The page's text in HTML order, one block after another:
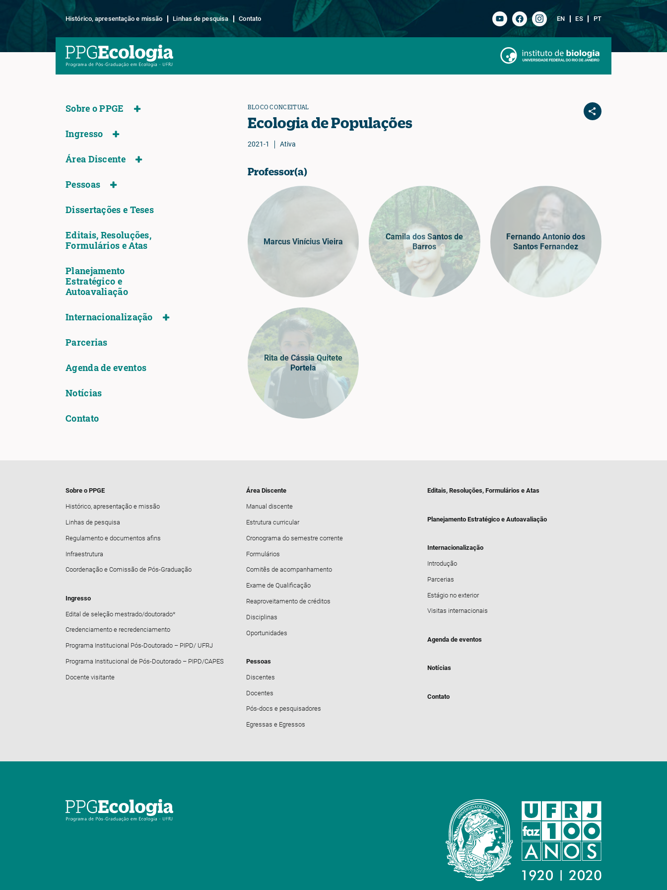
Histórico, apresentação e missão Linhas de pesquisa Contato EN ES PT
Sobre o PPGE
Ingresso
Área Discente
Pessoas
Dissertações e Teses
Editais, Resoluções,
Formulários e Atas
Planejamento
Estratégico e
Autoavaliação
Internacionalização
Parcerias
Agenda de eventos
Notícias
Contato
BLOCO CONCEITUAL
Ecologia de Populações
2021-1 Ativa
Professor(a)
Marcus Vinícius Vieira
Camila dos Santos de
Barros
Fernando Antonio dos
Santos Fernandez
Rita de Cássia Quitete
Portela
Sobre o PPGE
Histórico, apresentação e missão
Linhas de pesquisa
Regulamento e documentos afins
Infraestrutura
Coordenação e Comissão de Pós-Graduação
Ingresso
Edital de seleção mestrado/doutorado*
Credenciamento e recredenciamento
Programa Institucional Pós-Doutorado – PIPD/ UFRJ
Programa Institucional de Pós-Doutorado – PIPD/CAPES
Docente visitante
Área Discente
Manual discente
Estrutura curricular
Cronograma do semestre corrente
Formulários
Comitês de acompanhamento
Exame de Qualificação
Reaproveitamento de créditos
Disciplinas
Oportunidades
Pessoas
Discentes
Docentes
Pós-docs e pesquisadores
Egressas e Egressos
Editais, Resoluções, Formulários e Atas
Planejamento Estratégico e Autoavaliação
Internacionalização
Introdução
Parcerias
Estágio no exterior
Visitas internacionais
Agenda de eventos
Notícias
Contato